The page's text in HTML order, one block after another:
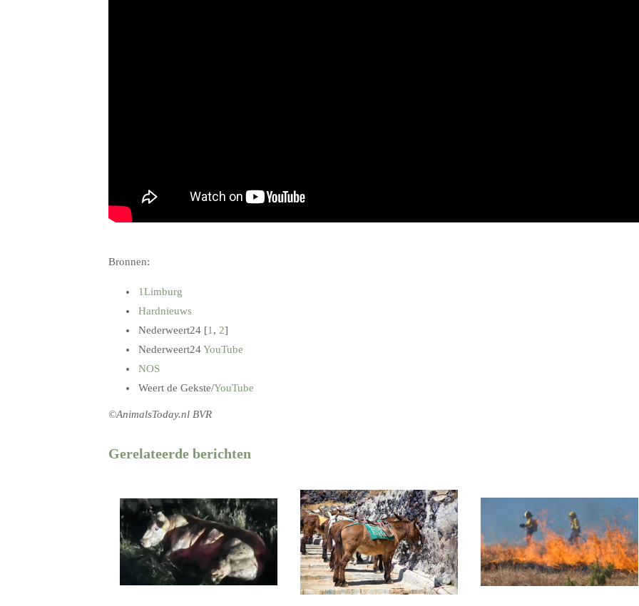
Bronnen:
1Limburg
Hardnieuws
Nederweert24 [1 , 2]
Nederweert24YouTube
NOS
Weert de Gekste/YouTube
©AnimalsToday.nl BVR
Gerelateerde berichten